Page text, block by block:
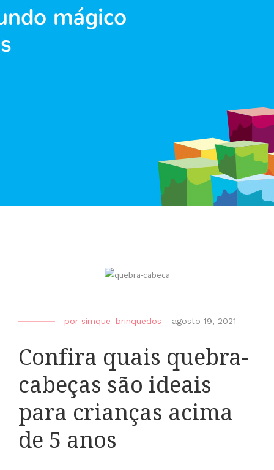
por simque_brinquedos - agosto 19, 2021
Confira quais quebra-
cabeças são ideais
para crianças acima
de 5 anos